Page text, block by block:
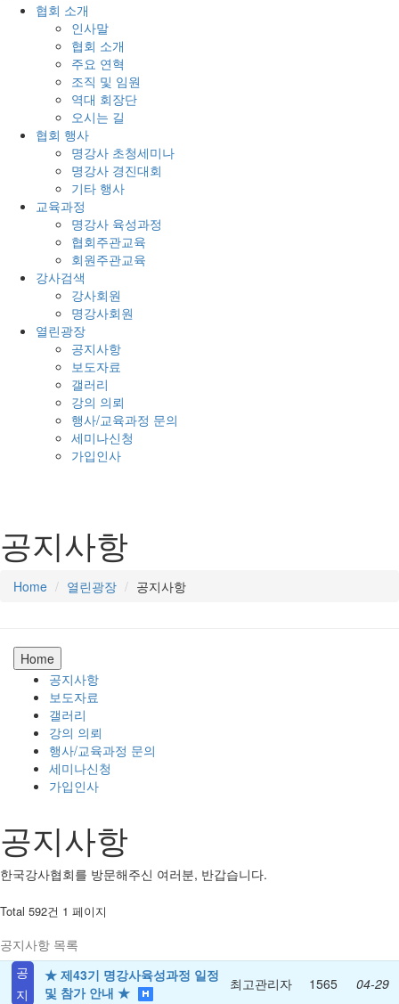
협회 소개
인사말
협회 소개
주요 연혁
조직 및 임원
역대 회장단
오시는 길
협회 행사
명강사 초청세미나
명강사 경진대회
기타 행사
교육과정
명강사 육성과정
협회주관교육
회원주관교육
강사검색
강사회원
명강사회원
열린광장
공지사항
보도자료
갤러리
강의 의뢰
행사/교육과정 문의
세미나신청
가입인사
공지사항
Home 열린광장 공지사항
Home
공지사항
보도자료
갤러리
강의 의뢰
행사/교육과정 문의
세미나신청
가입인사
공지사항
한국강사협회를 방문해주신 여러분, 반갑습니다.
Total 592건 1 페이지
공지사항 목록
공
지
★ 제43기 명강사육성과정 일정
및 참가 안내 ★
최고관리자 1565
04-29